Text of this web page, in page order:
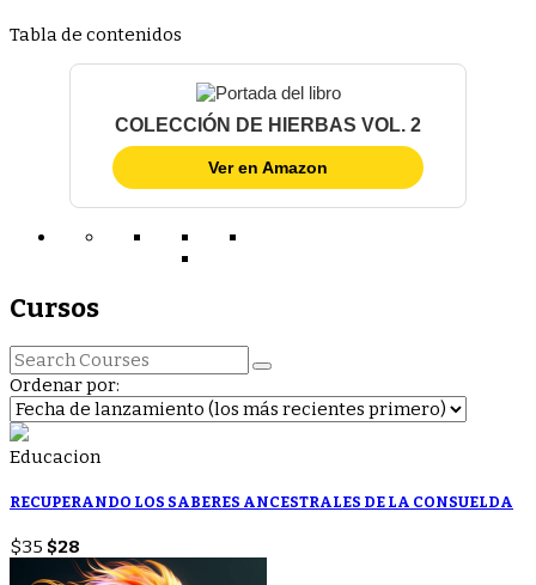
Tabla de contenidos
COLECCIÓN DE HIERBAS VOL. 2
Ver en Amazon
Cursos
Ordenar por:
Educacion
RECUPERANDO LOS SABERES ANCESTRALES DE LA CONSUELDA
$35 $28